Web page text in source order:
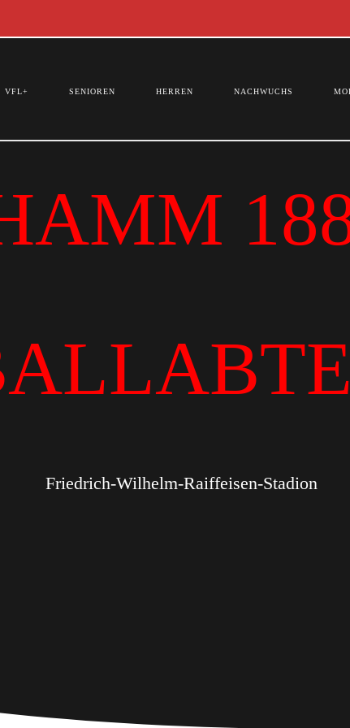
VFL+ SENIOREN HERREN NACHWUCHS
Friedrich-Wilhelm-Raiffeisen-Stadion